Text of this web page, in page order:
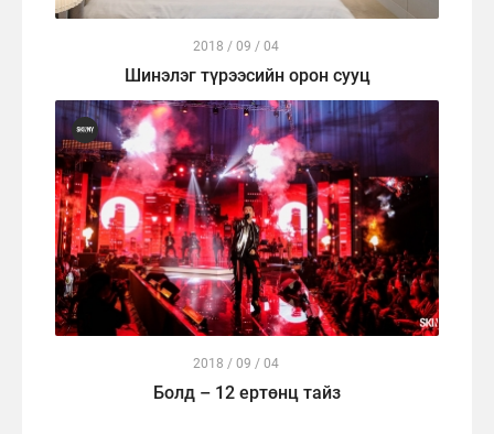
2018 / 09 / 04
Шинэлэг түрээсийн орон сууц
2018 / 09 / 04
Болд – 12 ертөнц тайз